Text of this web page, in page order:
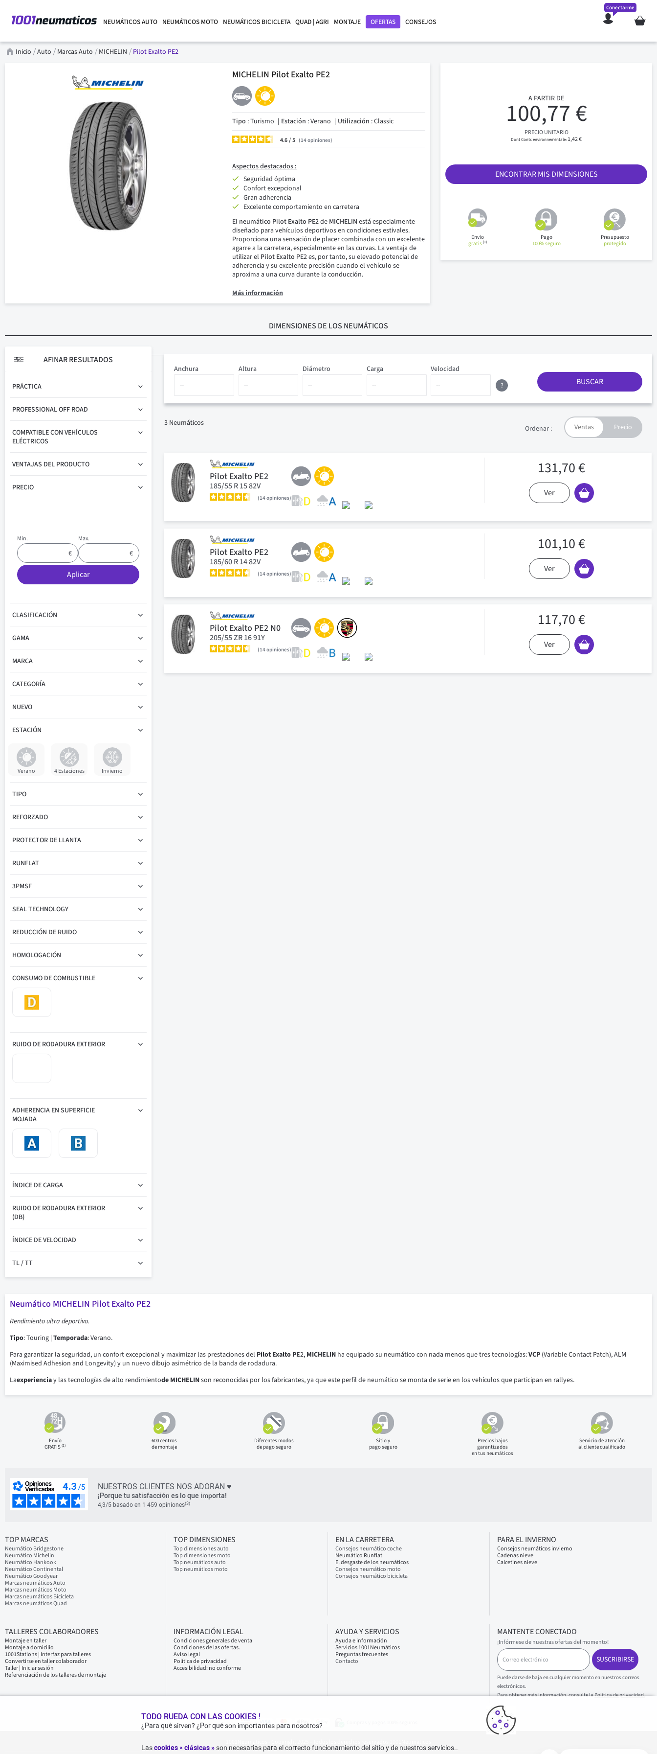
NEUMÁTICOS AUTO NEUMÁTICOS MOTO NEUMÁTICOS BICICLETA QUAD | AGRI MONTAJE OFERTAS CONSEJOS Mi cesta
Conectarme
Inicio Auto Marcas Auto MICHELIN Pilot Exalto PE2
MICHELIN Pilot Exalto PE2
Tipo : Turismo Estación : Verano Utilización : Classic
4.6/ 14opiniones
Aspectos destacados :
Seguridad óptima
Confort excepcional
Gran adherencia
Excelente comportamiento en carretera
El neumático Pilot Exalto PE2de MICHELIN está especialmente
diseñado para vehículos deportivos en condiciones estivales.
Proporciona una sensación de placer combinada con un excelente
agarre a la carretera, especialmente en las curvas. La ventaja de
utilizar el Pilot Exalto PE2 es, por tanto, su elevado potencial de
adherencia y su excelente precisión cuando el vehículo se
aproxima a una curva durante la conducción.
Más información
A PARTIR DE
100,77 €
PRECIO UNITARIO
1,42 €
ENCONTRAR MIS DIMENSIONES
Envío
gratis(1)
Pago
100% seguro
Presupuesto
protegido
DIMENSIONES DE LOS NEUMÁTICOS
Diámetro
Altura Carga Velocidad
Anchura
?
BUSCAR
3 Neumáticos
Ordenar :
Pilot Exalto PE2
185/55 R 15 82V
14opiniones
131,70 €
Ver
Pilot Exalto PE2
185/60 R 14 82V
14opiniones
101,10 €
Ver
Pilot Exalto PE2 N0
205/55 ZR 16 91Y
14opiniones
117,70 €
Ver
AFINAR RESULTADOS
PRÁCTICA
PROFESSIONAL OFF ROAD
COMPATIBLE CON VEHÍCULOS
ELÉCTRICOS
VENTAJAS DEL PRODUCTO
PRECIO
Min. Max.
Aplicar
CLASIFICACIÓN
GAMA
MARCA
CATEGORÍA
NUEVO
ESTACIÓN
Verano 4 Estaciones Invierno
TIPO
REFORZADO
PROTECTOR DE LLANTA
RUNFLAT
3PMSF
SEAL TECHNOLOGY
REDUCCIÓN DE RUIDO
HOMOLOGACIÓN
CONSUMO DE COMBUSTIBLE
RUIDO DE RODADURA EXTERIOR
ADHERENCIA EN SUPERFICIE
MOJADA
ÍNDICE DE CARGA
RUIDO DE RODADURA EXTERIOR
(DB)
ÍNDICE DE VELOCIDAD
TL / TT
Neumático MICHELIN Pilot Exalto PE2
Rendimiento ultra deportivo.
Tipo: Touring | Temporada: Verano.
Para garantizar la seguridad, un confort excepcional y maximizar las prestaciones del Pilot Exalto PE2, MICHELIN ha equipado su neumático con nada menos que tres tecnologías:VCP (Variable Contact Patch), ALM
(Maximised Adhesion and Longevity) y un nuevo dibujo asimétrico de la banda de rodadura.
Laexperienciay las tecnologías de alto rendimientode MICHELINson reconocidas por los fabricantes, ya que este perfil de neumático se monta de serie en los vehículos que participan en rallyes.
Envío
GRATIS(1)
600 centros
de montaje
Diferentes modos
de pago seguro
Sitio y
pago seguro
Precios bajos
garantizados
en tus neumáticos
Servicio de atención
al cliente cualificado
NUESTROS CLIENTES NOS ADORAN ♥
¡Porque tu satisfacción es lo que importa!
4,3/5 basado en 1 459 opiniones(3)
TOP MARCAS
Neumático Bridgestone
Neumático Michelin
Neumático Hankook
Neumático Continental
Neumático Goodyear
Marcas neumáticos Auto
Marcas neumáticos Moto
Marcas neumáticos Bicicleta
Marcas neumáticos Quad
TOP DIMENSIONES
Top dimensiones auto
Top dimensiones moto
Top neumáticos auto
Top neumáticos moto
EN LA CARRETERA
Consejos neumático coche
Neumático Runflat
El desgaste de los neumáticos
Consejos neumático moto
Consejos neumático bicicleta
PARA EL INVIERNO
Consejos neumáticos invierno
Cadenas nieve
Calcetines nieve
TALLERES COLABORADORES
Montaje en taller
Montaje a domicilio
1001Stations | Interfaz para talleres
Convertirse en taller colaborador
Taller | Iniciar sesión
Referenciación de los talleres de montaje
INFORMACIÓN LEGAL
Condiciones generales de venta
Condiciones de las ofertas.
Aviso legal
Política de privacidad
Accesibilidad: no conforme
AYUDA Y SERVICIOS
Ayuda e información
Servicios 1001Neumáticos
Preguntas frecuentes
Contacto
MANTENTE CONECTADO
¡Infórmese de nuestras ofertas del momento!
C
o
r
e
o
e
l
e
c
SUSCRIBIRSE
Puede darse de baja en cualquier momento en nuestros correos
electrónicos.
Para obtener más información, consulte laPolítica de privacidad..
TODO RUEDA CON LAS COOKIES !
¿Para qué sirven? ¿Por qué son importantes para nosotros?
Lascookies « clásicas »son necesarias para el correcto funcionamiento del sitio y de nuestros servicios..